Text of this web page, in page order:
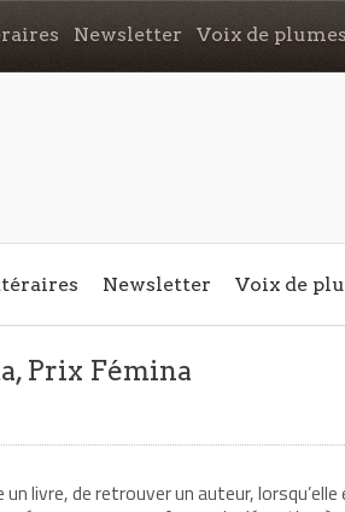
Newsletter Voix de
Newsletter Voix de
Prix Fémina
livre, de retrouver un auteur,